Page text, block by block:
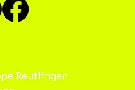
Reutlingen